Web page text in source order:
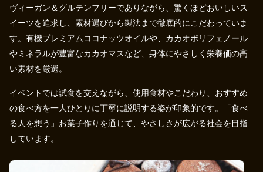
ヴィーガン＆グルテンフリーでありながら、驚くほどおいしいス
イーツを追求し、素材選びから製法まで徹底的にこだわっていま
す。有機プレミアムココナッツオイルや、カカオポリフェノール
やミネラルが豊富なカカオマスなど、身体にやさしく栄養価の高
い素材を厳選。
イベントでは試食を交えながら、使用食材やこだわり、おすすめ
の食べ方を一人ひとりに丁寧に説明する姿が印象的です。「食べ
る人を想う」お菓子作りを通じて、やさしさが広がる社会を目指
しています。